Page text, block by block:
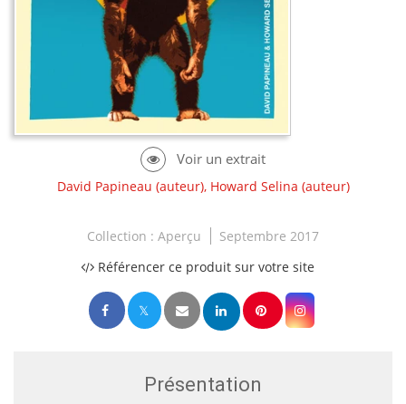
David Papineau (auteur), Howard Selina (auteur)
Collection : Aperçu
Septembre 2017
Référencer ce produit sur votre site
Présentation